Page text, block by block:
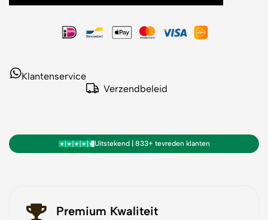
Klantenservice
Verzendbeleid
Uitstekend | 833+ tevreden klanten
Premium Kwaliteit